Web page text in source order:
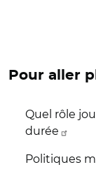
Pour aller
Quel rôle
durée
Politiques